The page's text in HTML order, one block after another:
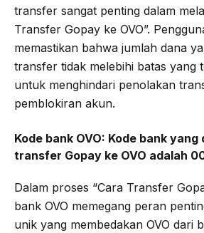
transfer sangat penting dalam
Transfer Gopay ke OVO”.
memastikan bahwa jumlah dana
transfer tidak melebihi batas yang
untuk menghindari penolakan
pemblokiran akun.
Kode bank OVO: Kode bank
transfer Gopay ke OVO adalah
Dalam proses “Cara Transfer
bank OVO memegang peran
unik yang membedakan OVO dari